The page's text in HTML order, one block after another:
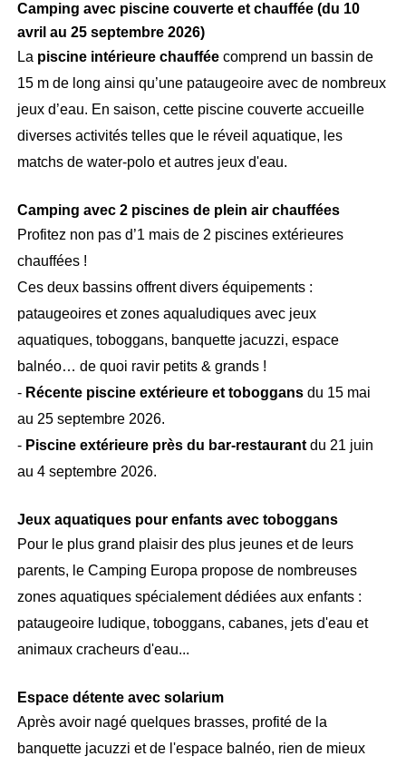
Camping avec piscine couverte et chauffée (du 10
avril au 25 septembre 2026)
La piscine intérieure chauffée comprend un bassin de
15 m de long ainsi qu’une pataugeoire avec de nombreux
jeux d’eau. En saison, cette piscine couverte accueille
diverses activités telles que le réveil aquatique, les
matchs de water-polo et autres jeux d'eau.
Camping avec 2 piscines de plein air chauffées
Profitez non pas d’1 mais de 2 piscines extérieures
chauffées !
Ces deux bassins offrent divers équipements :
pataugeoires et zones aqualudiques avec jeux
aquatiques, toboggans, banquette jacuzzi, espace
balnéo… de quoi ravir petits & grands !
- Récente piscine extérieure et toboggansdu 15 mai
au 25 septembre 2026.
-Piscine extérieure près du bar-restaurant du 21 juin
au 4 septembre 2026.
Jeux aquatiques pour enfants avec toboggans
Pour le plus grand plaisir des plus jeunes et de leurs
parents, le Camping Europa propose de nombreuses
zones aquatiques spécialement dédiées aux enfants :
pataugeoire ludique, toboggans, cabanes, jets d'eau et
animaux cracheurs d'eau...
Espace détente avec solarium
Après avoir nagé quelques brasses, profité de la
banquette jacuzzi et de l'espace balnéo, rien de mieux